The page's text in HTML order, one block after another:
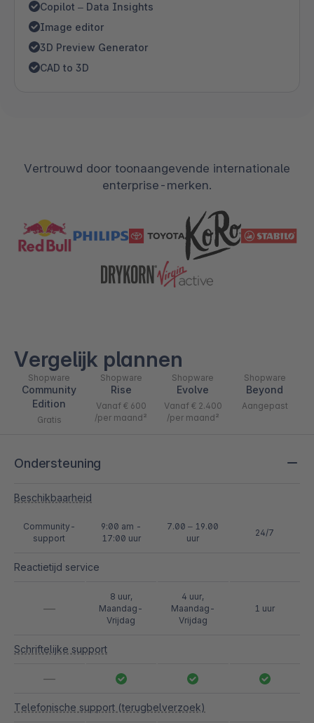
Copilot – Data Insights
Image editor
3D Preview Generator
CAD to 3D
Vertrouwd door toonaangevende internationale
enterprise-merken.
Vergelijk plannen
Shopware
Community
Edition
Gratis
Shopware
Rise
Vanaf € 600
/per maand²
Shopware
Evolve
Vanaf € 2.400
/per maand²
Shopware
Beyond
Aangepast
Ondersteuning
Beschikbaarheid
Community-
support
9:00 am -
17:00 uur
7.00 – 19.00
uur
24/7
Reactietijd service
—
8 uur,
Maandag-
Vrijdag
4 uur,
Maandag-
Vrijdag
1 uur
Schriftelijke support
—
Telefonische support (terugbelverzoek)